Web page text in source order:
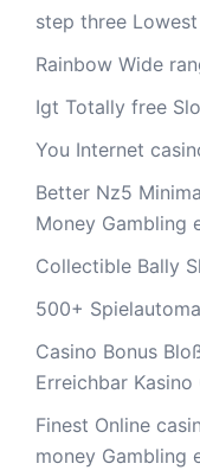
step three
Rainbow Wide
Igt Totally free
You Internet
Better Nz5
Money Gambling
Collectible Bally
500+
Casino Bonus
Erreichbar
Finest Online
money Gambling